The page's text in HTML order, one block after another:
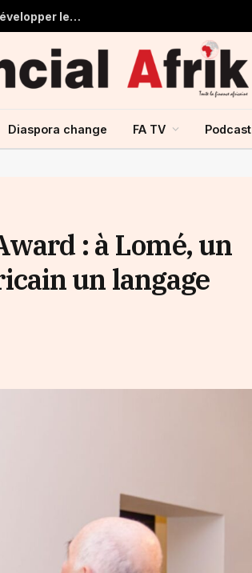
Tchad : près de 125 millions USD d’Afreximbank pour développer les infrastructures et le commerce
Diaspora change FA TV Podcast
: à Lomé, un
un langage